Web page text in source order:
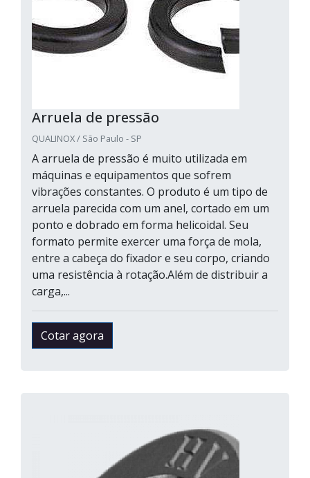
Arruela de pressão
QUALINOX / São Paulo - SP
A arruela de pressão é muito utilizada em
máquinas e equipamentos que sofrem
vibrações constantes. O produto é um tipo de
arruela parecida com um anel, cortado em um
ponto e dobrado em forma helicoidal. Seu
formato permite exercer uma força de mola,
entre a cabeça do fixador e seu corpo, criando
uma resistência à rotação.Além de distribuir a
carga,...
Cotar agora